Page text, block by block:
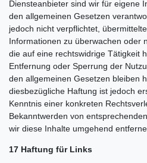
Diensteanbieter sind wir für eigene
den allgemeinen Gesetzen
jedoch nicht verpflichtet,
Informationen zu überwachen oder
die auf eine rechtswidrige Tätigkeit
Entfernung oder Sperrung der
den allgemeinen Gesetzen bleiben
diesbezügliche Haftung ist jedoch
Kenntnis einer konkreten
Bekanntwerden von
wir diese Inhalte umgehend
17 Haftung für Links